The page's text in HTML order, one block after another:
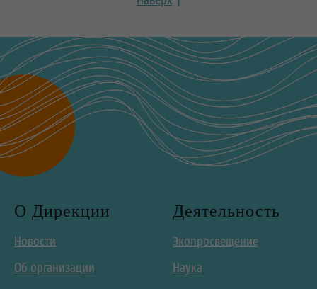
О Дирекции
Новости
Об организации
Деятельность
Экопросвещение
Наука